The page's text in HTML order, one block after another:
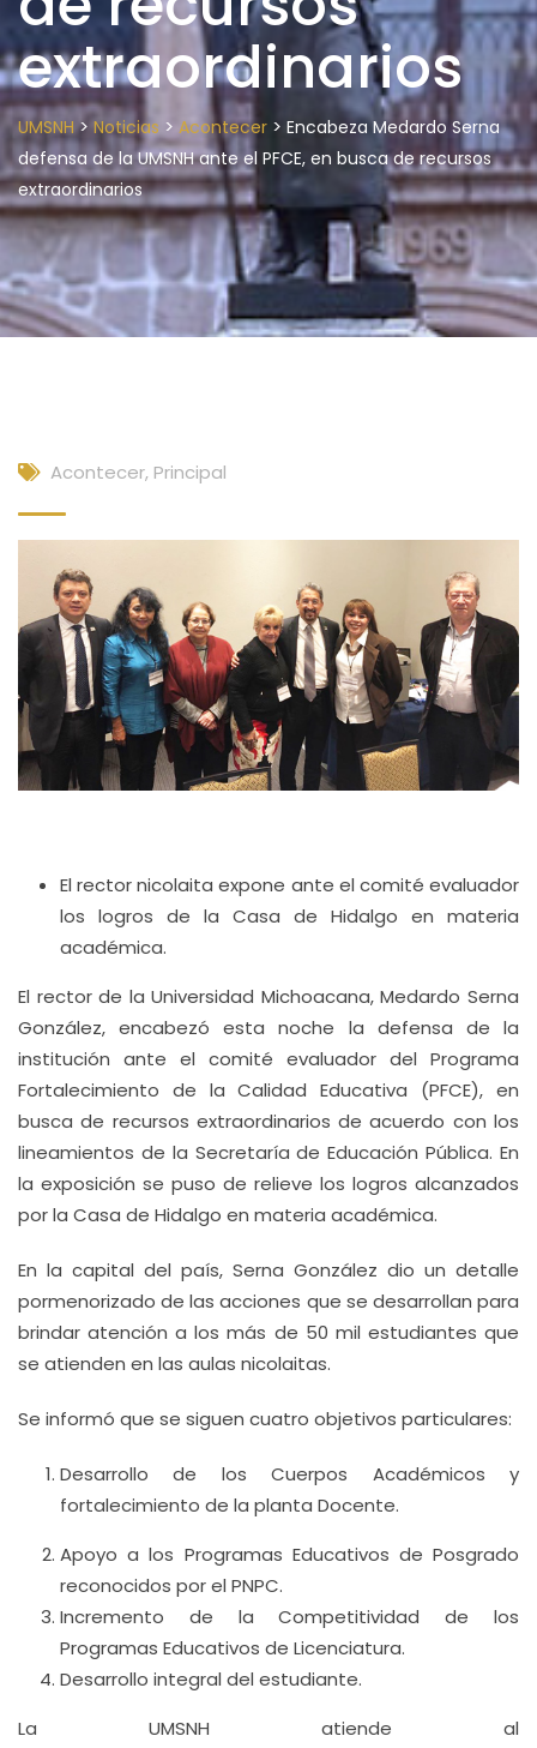
extraordinarios
UMSNH> Noticias > Acontecer > Encabeza Medardo Serna
defensa de la UMSNH ante el PFCE, en busca de recursos
extraordinarios
Acontecer, Principal
El rector nicolaita expone ante el comité evaluador
los logros de la Casa de Hidalgo en materia
académica.
El rector de la Universidad Michoacana, Medardo Serna
González, encabezó esta noche la defensa de la
institución ante el comité evaluador del Programa
Fortalecimiento de la Calidad Educativa (PFCE), en
busca de recursos extraordinarios de acuerdo con los
lineamientos de la Secretaría de Educación Pública. En
la exposición se puso de relieve los logros alcanzados
por la Casa de Hidalgo en materia académica.
En la capital del país, Serna González dio un detalle
pormenorizado de las acciones que se desarrollan para
brindar atención a los más de 50 mil estudiantes que
se atienden en las aulas nicolaitas.
Se informó que se siguen cuatro objetivos particulares:
Desarrollo de los Cuerpos Académicos y
fortalecimiento de la planta Docente.
Apoyo a los Programas Educativos de Posgrado
reconocidos por el PNPC.
Incremento de la Competitividad de los
Programas Educativos de Licenciatura.
Desarrollo integral del estudiante.
La UMSNH atiende al